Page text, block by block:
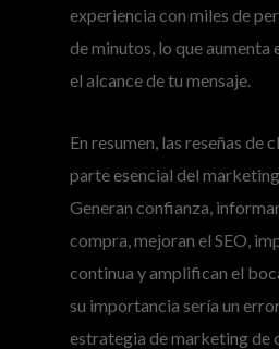
experiencia con miles de
de minutos, lo que aumenta
el alcance de tu mensaje.
En resumen, las reseñas de
parte esencial del
Generan confianza,
compra, mejoran el SEO,
continua y amplifican el
su importancia sería un
estrategia de marketing de